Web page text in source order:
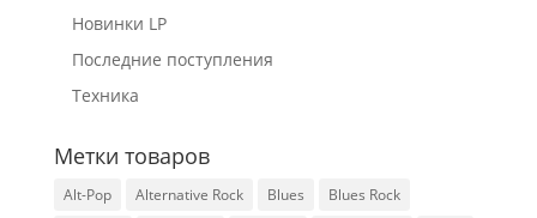
Новинки LP
Последние поступления
Техника
Метки товаров
Alt-Pop Alternative Rock Blues
Blues Rock